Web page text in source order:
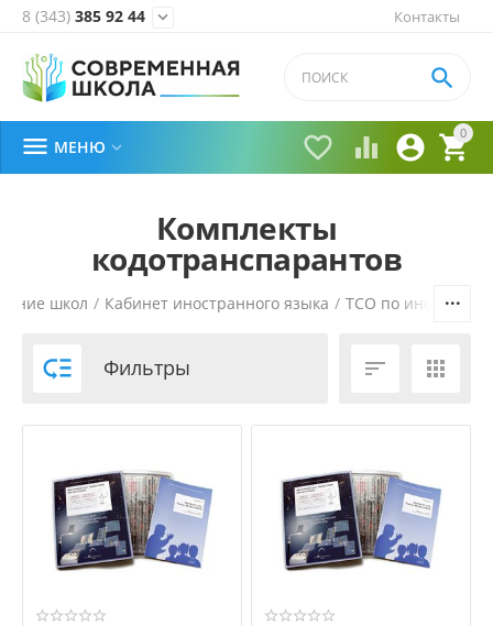
Контакты
8 (343) 385 92 44 
0


 

 МЕНЮ 
Комплекты
кодотранспарантов
школ / Кабинет иностранного языка / ТСО по
 Фильтры  